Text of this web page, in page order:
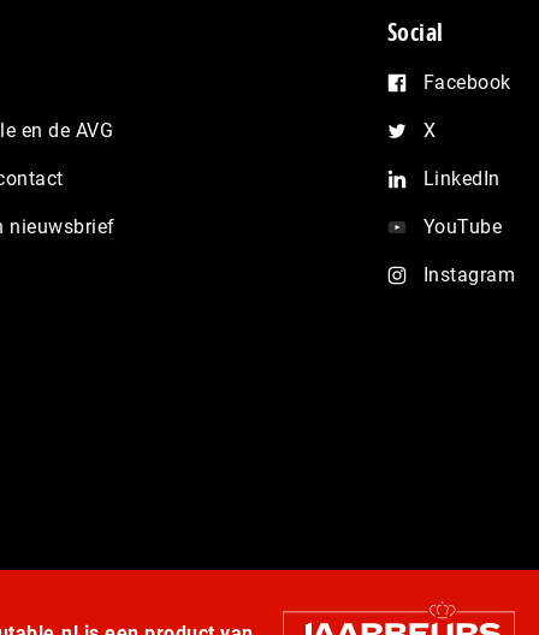
en de AVG
nieuwsbrief
Social
Facebook
X
LinkedIn
YouTube
Instagram